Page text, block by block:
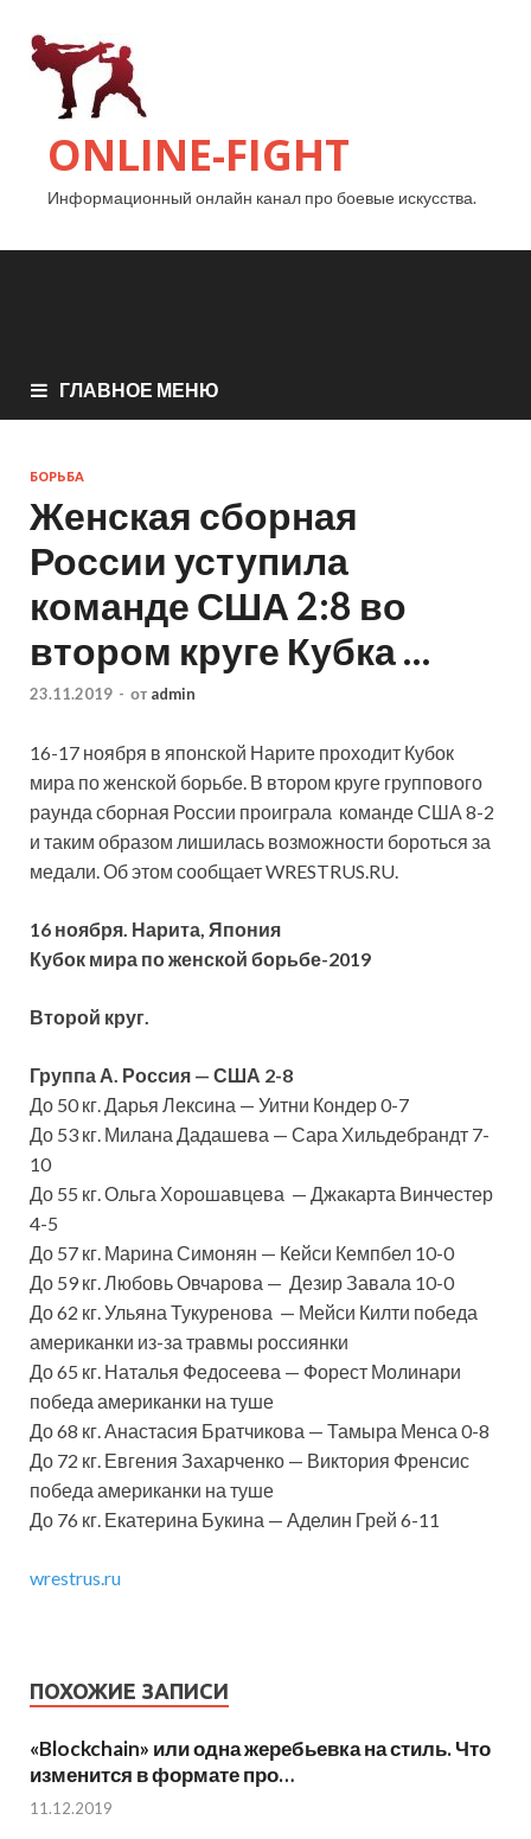
ONLINE-FIGHT
Информационный онлайн канал про боевые искусства.
ГЛАВНОЕ МЕНЮ
БОРЬБА
Женская сборная
России уступила
команде США 2:8 во
втором круге Кубка …
23.11.2019 - от admin
16-17 ноября в японской Нарите проходит Кубок
мира поженской борьбе. В втором круге группового
раунда сборная России проиграла команде США 8-2
и таким образом лишилась возможности бороться за
медали. Об этом сообщает WRESTRUS.RU.
16 ноября. Нарита, Япония
Кубок мира по женской борьбе-2019
Второй круг.
Группа А. Россия — США 2-8
До 50 кг. Дарья Лексина — Уитни Кондер 0-7
До 53 кг. Милана Дадашева — Сара Хильдебрандт 7-
10
До 55 кг. Ольга Хорошавцева — Джакарта Винчестер
4-5
До 57 кг. Марина Симонян — Кейси Кемпбел 10-0
До 59 кг. Любовь Овчарова — Дезир Завала 10-0
До 62 кг. Ульяна Тукуренова — Мейси Килти победа
американки из-за травмы россиянки
До 65 кг. Наталья Федосеева — Форест Молинари
победа американки на туше
До 68 кг. Анастасия Братчикова — Тамыра Менса 0-8
До 72 кг. Евгения Захарченко — Виктория Френсис
победа американки на туше
До 76 кг. Екатерина Букина — Аделин Грей 6-11
wrestrus.ru
ПОХОЖИЕ ЗАПИСИ
«Blockchain» или одна жеребьевка на стиль. Что
изменится в формате про…
11.12.2019